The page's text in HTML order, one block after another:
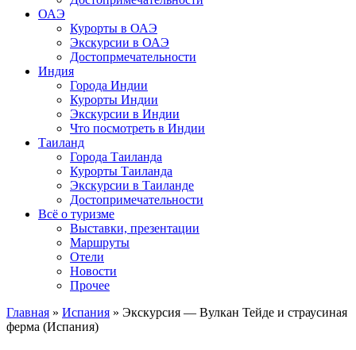
ОАЭ
Курорты в ОАЭ
Экскурсии в ОАЭ
Достопрмечательности
Индия
Города Индии
Курорты Индии
Экскурсии в Индии
Что посмотреть в Индии
Таиланд
Города Таиланда
Курорты Таиланда
Экскурсии в Таиланде
Достопримечательности
Всё о туризме
Выставки, презентации
Маршруты
Отели
Новости
Прочее
Главная » Испания » Экскурсия — Вулкан Тейде и страусиная
ферма (Испания)